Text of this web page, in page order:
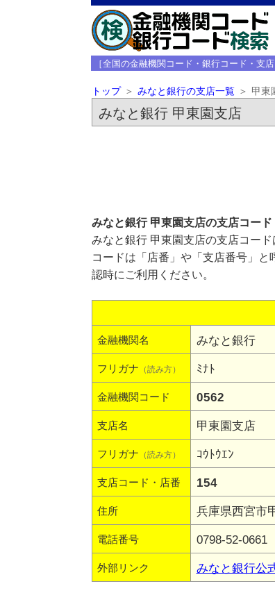
［全国の金融機関コード・銀行コード・支
トップ みなと銀行の支店一覧 甲東
みなと銀行 甲東園支店
みなと銀行 甲東園支店の支店コー
みなと銀行 甲東園支店の支店コー
コードは「店番」や「支店番号」
認時にご利用ください。
金融機関名 みなと銀行
フリガナ （読み方） ﾐﾅﾄ
金融機関コード 0562
支店名 甲東園支店
フリガナ （読み方） ｺｳﾄｳｴﾝ
支店コード・店番 154
住所 兵庫県西宮市
電話番号 0798-52-0661
外部リンク みなと銀行公